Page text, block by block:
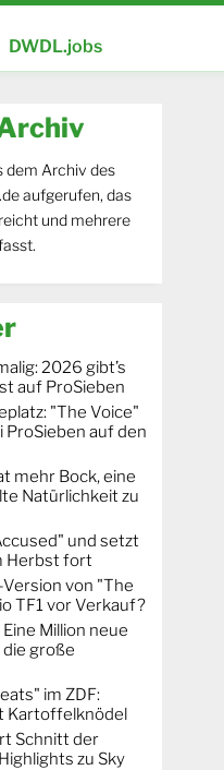
DWDL.jobs
dem Archiv des
aufgerufen, das
und mehrere
2026 gibt’s
auf ProSieben
"The Voice"
ProSieben auf den
mehr Bock, eine
Natürlichkeit zu
und setzt
Herbst fort
von "The
TF1 vor Verkauf?
Million neue
große
im ZDF:
Kartoffelknödel
Schnitt der
zu Sky